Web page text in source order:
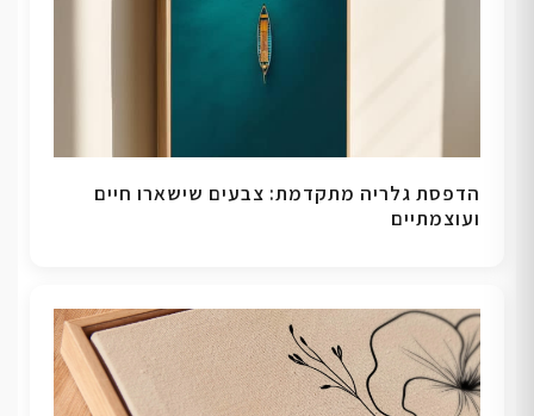
הדפסת גלריה מתקדמת: צבעים שישארו חיים
ועוצמתיים